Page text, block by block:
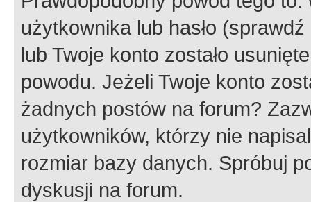
użytkownika lub hasło
lub Twoje konto zostało
powodu. Jeżeli Twoje konto
żadnych postów na forum?
użytkowników, którzy nie
rozmiar bazy danych. Spróbuj
dyskusji na forum.